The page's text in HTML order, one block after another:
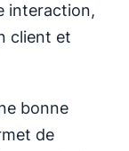
interaction,
client et
bonne
de